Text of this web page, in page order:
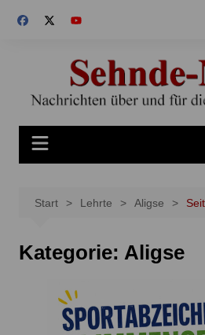
Inhalt
Start Lehrte Aligse
Kategorie: Aligse